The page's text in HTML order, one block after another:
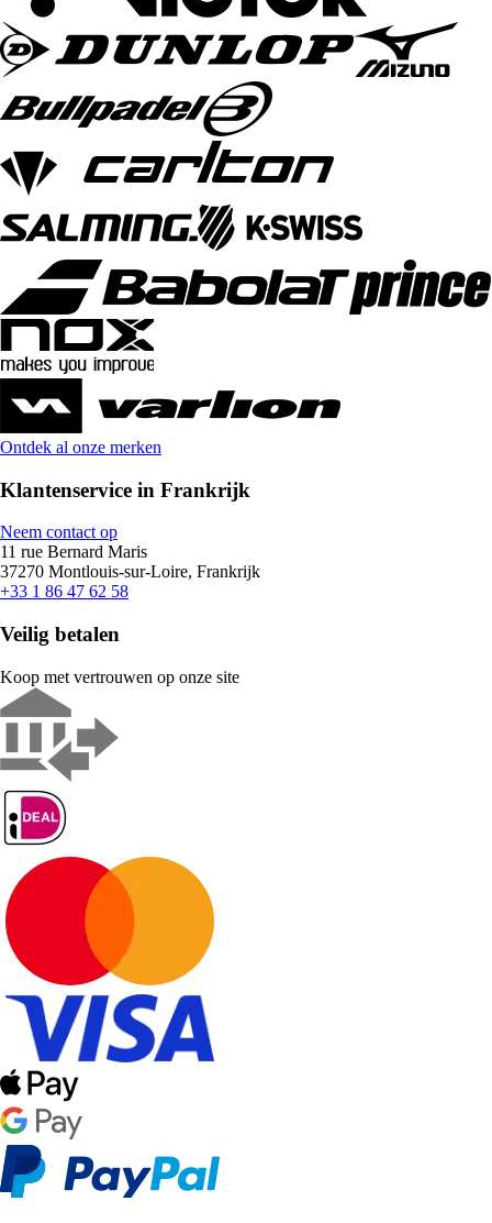
Ontdek al onze merken
Klantenservice in Frankrijk
Neem contact op
11 rue Bernard Maris
37270 Montlouis-sur-Loire, Frankrijk
+33 1 86 47 62 58
Veilig betalen
Koop met vertrouwen op onze site